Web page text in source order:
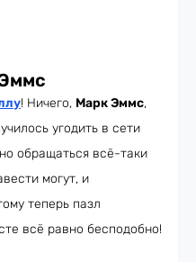
! Ничего, Марк Эммс,
угодить в сети
обращаться всё-таки
могут, и
теперь пазл
всё равно бесподобно!